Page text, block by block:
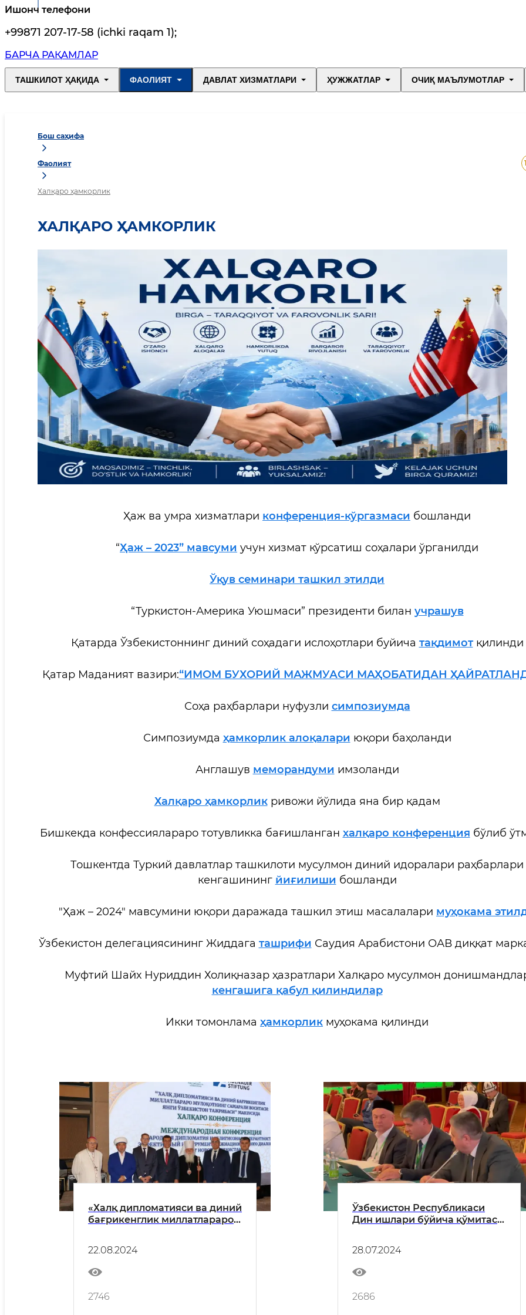
Ишонч телефони
+99871 207-17-58 (ichki raqam 1);
БАРЧА РАҚАМЛАР
ТАШКИЛОТ ҲАҚИДА ФАОЛИЯТ ДАВЛАТ ХИЗМАТЛАРИ ҲУЖЖАТЛАР ОЧИҚ МАЪЛУМОТЛАР
Бош саҳифа
Фаолият
Халқаро ҳамкорлик
ХАЛҚАРО ҲАМКОРЛИК
Ҳаж ва умра хизматлари конференция-кўргазмаси бошланди
“Ҳаж – 2023” мавсуми учун хизмат кўрсатиш соҳалари ўрганилди
Ўқув семинари ташкил этилди
“Туркистон-Америка Уюшмаси” президенти билан учрашув
Қатарда Ўзбекистоннинг диний соҳадаги ислоҳотлари буйича тақдимотқилинди
Қатар Маданият вазири:“ИМОМ БУХОРИЙ МАЖМУАСИ МАҲОБАТИДАН
Соҳа раҳбарлари нуфузли симпозиумда
Симпозиумда ҳамкорлик алоқалари юқори баҳоланди
Англашув меморандуми имзоланди
Халқаро ҳамкорликривожи йўлида яна бир қадам
Бишкекда конфессиялараро тотувликка бағишланган халқаро конференция бўлиб
Тошкентда Туркий давлатлар ташкилоти мусулмон диний идоралари раҳбарлари
кенгашининг йиғилиши бошланди
"Ҳаж – 2024" мавсумини юқори даражада ташкил этиш масалалари муҳокама
Ўзбекистон делегациясининг Жиддага ташрифи Саудия Арабистони ОАВ диққат
Муфтий Шайх Нуриддин Холиқназар ҳазратлари Халқаро мусулмон
кенгашига қабул қилиндилар
Икки томонлама ҳамкорлик муҳокама қилинди
«Халқ дипломатияси ва диний
бағрикенглик миллатлараро
тажрибаси»
22.08.2024
2746
Ўзбекистон Республикаси
Дин ишлари бўйича қўмитаси
анжуманда нутқ сўзлади
28.07.2024
2686